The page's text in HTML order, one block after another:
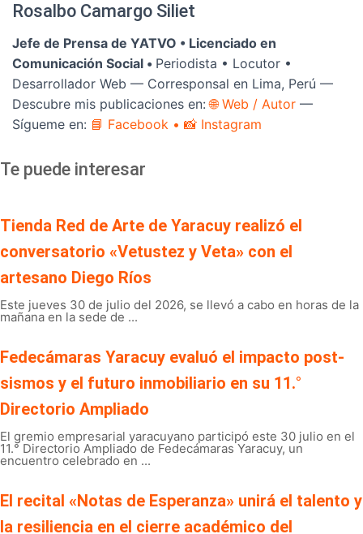
Rosalbo Camargo Siliet
Jefe de Prensa de YATVO • Licenciado en
Comunicación Social • Periodista • Locutor •
Desarrollador Web — Corresponsal en Lima, Perú —
Descubre mis publicaciones en:🌐 Web / Autor —
Sígueme en: 📘 Facebook • 📸 Instagram
Te puede interesar
Tienda Red de Arte de Yaracuy realizó el
conversatorio «Vetustez y Veta» con el
artesano Diego Ríos
Este jueves 30 de julio del 2026, se llevó a cabo en horas de la
mañana en la sede de ...
Fedecámaras Yaracuy evaluó el impacto post-
sismos y el futuro inmobiliario en su 11.°
Directorio Ampliado
El gremio empresarial yaracuyano participó este 30 julio en el
11.° Directorio Ampliado de Fedecámaras Yaracuy, un
encuentro celebrado en ...
El recital «Notas de Esperanza» unirá el talento y
la resiliencia en el cierre académico del